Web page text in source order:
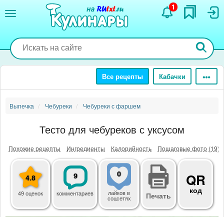
содержанию
1
Все рецепты Кабачки
Выпечка Чебуреки Чебуреки с фаршем
Тесто для чебуреков с уксусом
Похожие рецепты Ингредиенты Калорийность Пошаговые фото (19)
4.8
49 оценок
9
комментариев
0
лайковв
соцсетях Печать
QR
код